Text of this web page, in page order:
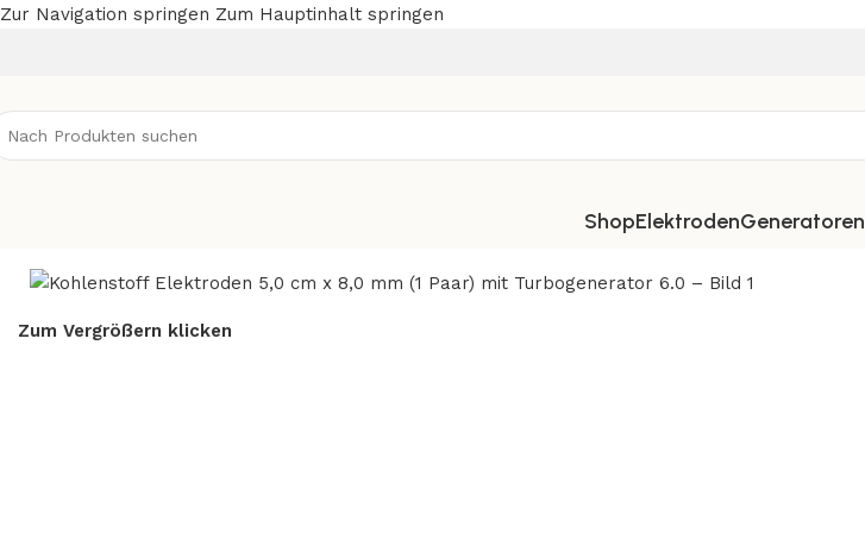
Zur Navigation springen Zum Hauptinhalt springen
ShopElektrodenGeneratoren
Zum Vergrößern klicken